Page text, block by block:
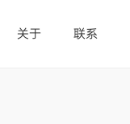
关于 联系